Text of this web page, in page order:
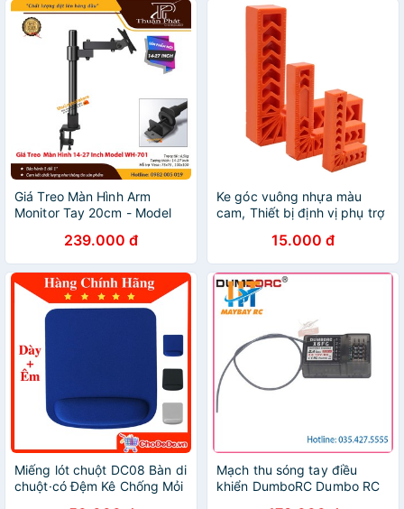
Giá Treo Màn Hình Arm
Monitor Tay 20cm - Model
Xoay Màn 360 Độ
239.000 đ
Ke góc vuông nhựa màu
cam, Thiết bị định vị phụ trợ
15.000 đ
Miếng lót chuột DC08 Bàn di
chuột·có Đệm Kê Chống Mỏi
Mạch thu sóng tay điều
khiển DumboRC Dumbo RC